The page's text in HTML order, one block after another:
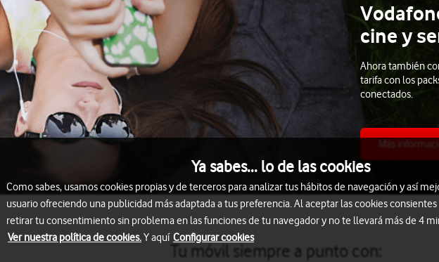
cine y
Ahora también
tarifa con los
conectados.
Más
Tu móvil siempre a punto con:
Ya sabes... lo de las cookies
Como sabes, usamos cookies propias y de terceros para analizar tus hábitos de navegación y así
usuario ofreciendo una publicidad más adaptada a tus preferencia. Al aceptar las cookies
retirar tu consentimiento sin problema en las funciones de tu navegador y no te llevará más de 4
Ver nuestra política de cookies.Y aquí Configurar cookies